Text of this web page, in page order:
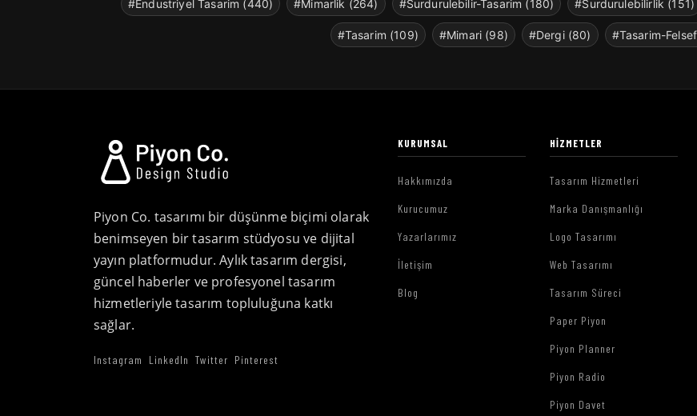
#Endustriyel Tasarim (440) #Mimarlik (264) #Surdurulebilir-Tasarim (180) #Surdurulebilirlik (151)
#Tasarim (109) #Mimari (98) #Dergi (80) #Tasarim-
Piyon Co. tasarımı bir düşünme biçimi olarak
benimseyen bir tasarım stüdyosu ve dijital
yayın platformudur. Aylık tasarım dergisi,
güncel haberler ve profesyonel tasarım
hizmetleriyle tasarım topluluğuna katkı
sağlar.
Instagram LinkedIn Twitter Pinterest
KURUMSAL
Hakkımızda
Kurucumuz
Yazarlarımız
İletişim
Blog
HIZMETLER
Tasarım Hizmetleri
Marka Danışmanlığı
Logo Tasarımı
Web Tasarımı
Tasarım Süreci
Paper Piyon
Piyon Planner
Piyon Radio
Piyon Davet